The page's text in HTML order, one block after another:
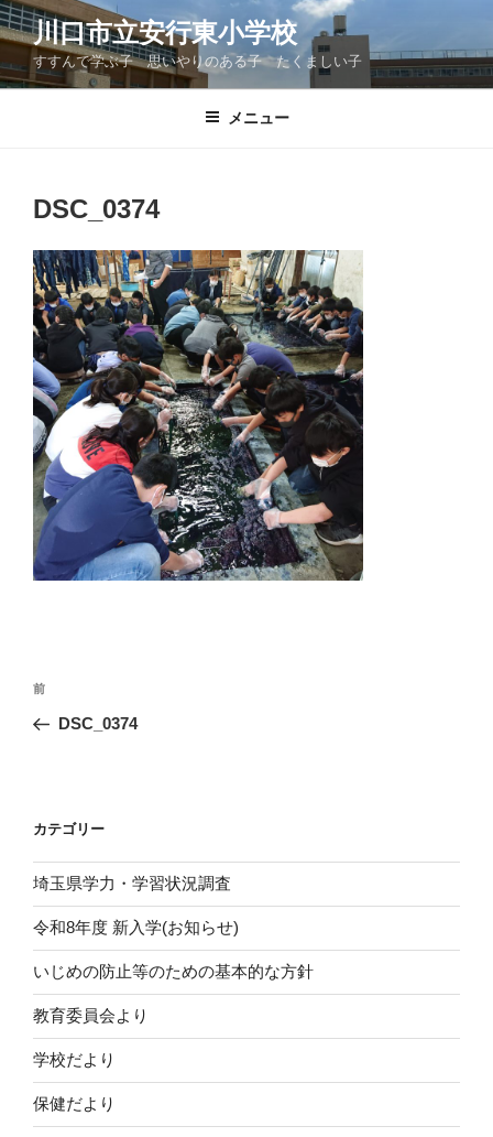
コ
ン
テ
ン
川口市立安行東小学校
すすんで学ぶ子 思いやりのある子 たくましい子
メニュー
DSC_0374
投
ナ
ー
シ
ョ
ン
前
の
前
DSC_0374
カテゴリー
埼玉県学力・学習状況調査
令和8年度 新入学(お知らせ)
いじめの防止等のための基本的な方針
教育委員会より
学校だより
保健だより